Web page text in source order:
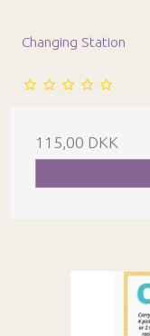
Changing Station
115,00 DKK